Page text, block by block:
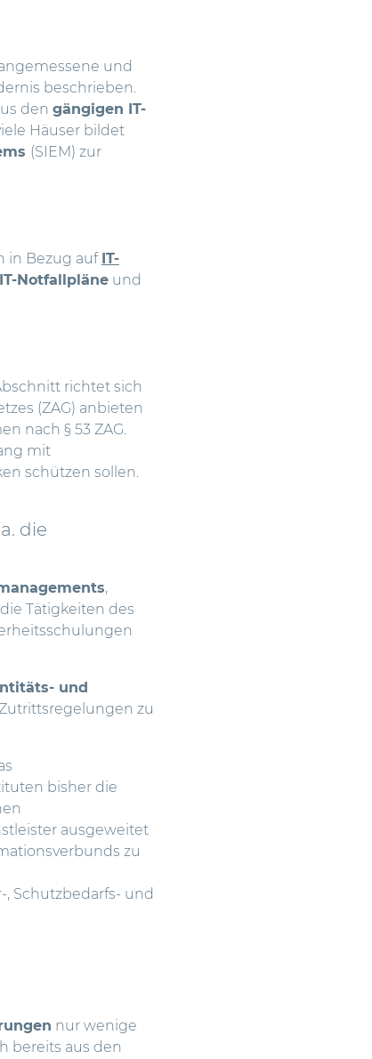
und
beschrieben.
den gängigen IT-
Häuser bildet
(SIEM) zur
in Bezug auf IT-
IT-Notfallpläne und
richtet sich
(ZAG) anbieten
nach § 53 ZAG.
mit
schützen sollen.
die
,
Tätigkeiten des
und
zu
bisher die
ausgeweitet
zu
Schutzbedarfs- und
nur wenige
bereits aus den